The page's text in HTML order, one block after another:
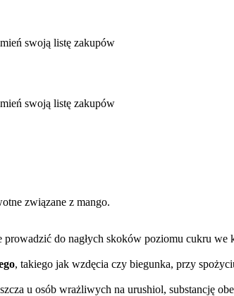
swoją listę zakupów
swoją listę zakupów
związane z mango.
prowadzić do nagłych skoków poziomu cukru
, takiego jak wzdęcia czy biegunka, przy
u osób wrażliwych na urushiol, substancję